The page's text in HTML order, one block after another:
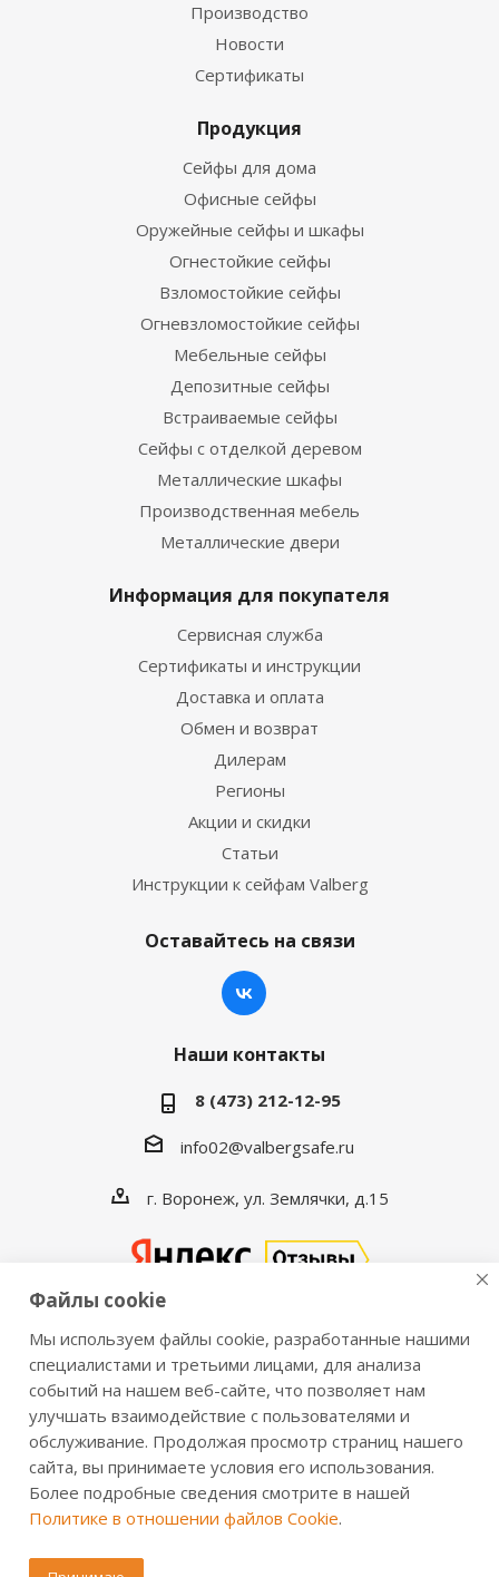
Производство
Новости
Сертификаты
Продукция
Сейфы для дома
Офисные сейфы
Оружейные сейфы и шкафы
Огнестойкие сейфы
Взломостойкие сейфы
Огневзломостойкие сейфы
Мебельные сейфы
Депозитные сейфы
Встраиваемые сейфы
Сейфы с отделкой деревом
Металлические шкафы
Производственная мебель
Металлические двери
Информация для покупателя
Сервисная служба
Сертификаты и инструкции
Доставка и оплата
Обмен и возврат
Дилерам
Регионы
Акции и скидки
Статьи
Инструкции к сейфам Valberg
Оставайтесь на связи
Наши контакты
8 (473) 212-12-95
info02@valbergsafe.ru
г. Воронеж, ул. Землячки, д.15
2016-2026 © VALBERGSAFE.RU — Интернет-магазин
сейфов Valberg и металлической мебели Практик.
Продажа сейфов для дома и офиса, металлических
шкафов, стеллажей, металлических дверей.
Информация о розничных ценах, технических
характеристиках, наличии на складе носит справочный
характер и не является публичной офертой,
Файлы cookie
Мы используем файлы cookie, разработанные нашими
специалистами и третьими лицами, для анализа
событий на нашем веб-сайте, что позволяет нам
улучшать взаимодействие с пользователями и
обслуживание. Продолжая просмотр страниц нашего
сайта, вы принимаете условия его использования.
Более подробные сведения смотрите в нашей
Политике в отношении файлов Cookie.